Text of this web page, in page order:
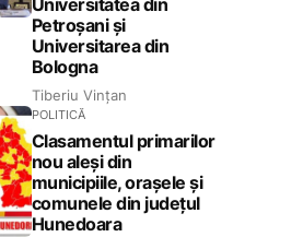
Universitatea din
Petroșani și
Universitarea din
Bologna
Tiberiu Vințan
POLITICĂ
Clasamentul primarilor
nou aleși din
municipiile, orașele și
comunele din județul
Hunedoara